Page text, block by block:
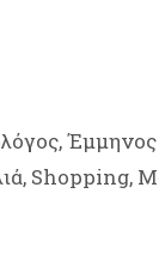
Shopping,